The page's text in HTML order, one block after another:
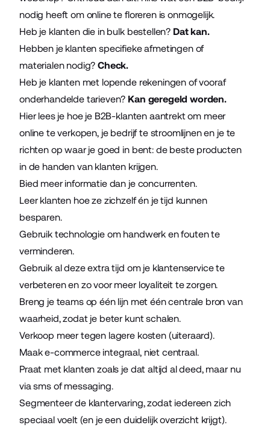
nodig heeft om online te floreren is onmogelijk.
Heb je klanten die in bulk bestellen? Dat kan.
Hebben je klanten specifieke afmetingen of
materialen nodig?Check.
Heb je klanten met lopende rekeningen of vooraf
onderhandelde tarieven? Kan geregeld worden.
Hier lees je hoe je B2B-klanten aantrekt om meer
online te verkopen, je bedrijf te stroomlijnen en je te
richten op waar je goed in bent: de beste producten
in de handen van klanten krijgen.
Bied meer informatie dan je concurrenten.
Leer klanten hoe ze zichzelf én je tijd kunnen
besparen.
Gebruik technologie om handwerk en fouten te
verminderen.
Gebruik al deze extra tijd om je klantenservice te
verbeteren en zo voor meer loyaliteit te zorgen.
Breng je teams op één lijn met één centrale bron van
waarheid, zodat je beter kunt schalen.
Verkoop meer tegen lagere kosten (uiteraard).
Maak e-commerce integraal, niet centraal.
Praat met klanten zoals je dat altijd al deed, maar nu
via sms of messaging.
Segmenteer de klantervaring, zodat iedereen zich
speciaal voelt (en je een duidelijk overzicht krijgt).